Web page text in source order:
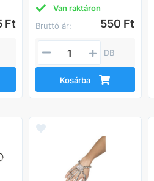
Ft
Van raktáron
Bruttó ár:
550 Ft
DB
Kosárba